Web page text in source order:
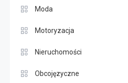
Moda
Motoryzacja
Nieruchomości
Obcojęzyczne